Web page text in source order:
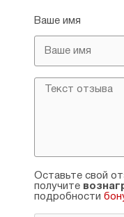
Ваше имя
Оставьте свой
получите
подробности